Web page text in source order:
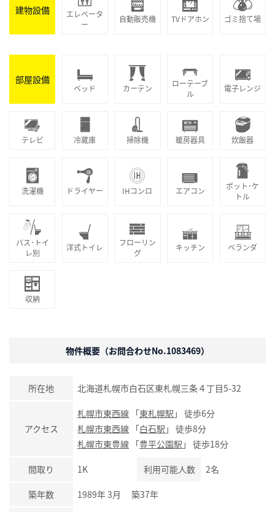
建物設備
エレベータ
ー
自動販売機 TVドアホン ゴミ捨て場
部屋設備
ベッド カーテン
ローテーブ
ル
電子レンジ
テレビ 冷蔵庫 掃除機 暖房器具 炊飯器
洗濯機 ドライヤー IHコンロ エアコン
ポット･ケ
トル
バス･トイ
レ別
洋式トイレ
フローリン
グ
キッチン ベランダ
収納
物件概要（お問合わせNo.1083469）
所在地 北海道札幌市白石区東札幌三条４丁目5-32
アクセス
札幌市東西線 「東札幌駅 」 徒歩6分
札幌市東西線 「白石駅 」 徒歩8分
札幌市東豊線 「豊平公園駅 」 徒歩18分
間取り 1K 利用可能人数 2名
築年数 1989年 3月 築37年